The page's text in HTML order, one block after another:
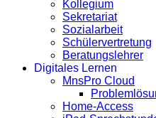
Kollegium
Sekretariat
Sozialarbeit
Schülervertretung
Beratungslehrer
Digitales Lernen
MnsPro Cloud
Home-Access